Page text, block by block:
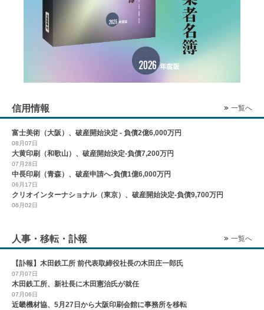
信用情報 一覧へ
富士美術（大阪）、破産開始決定 - 負債2億6,000万円
08月07日
大黄印刷（和歌山）、破産開始決定-負債7,200万円
07月28日
中長印刷（青森）、破産申請へ-負債1億6,000万円
06月17日
クリオインターナショナル（東京）、破産開始決定-負債9,700万円
06月02日
人事・移転・訃報 一覧へ
【訃報】木田鉄工所 前代表取締役社長の木田庄一郎氏
07月07日
木田鉄工所、新社長に木田憲治氏が就任
07月06日
近畿機材協、5月27日から大阪印刷会館に事務所を移転